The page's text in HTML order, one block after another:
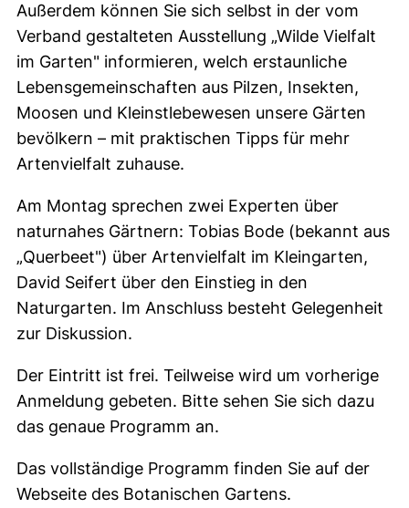
Außerdem können Sie sich selbst in der vom
Verband gestalteten Ausstellung „Wilde Vielfalt
im Garten" informieren, welch erstaunliche
Lebensgemeinschaften aus Pilzen, Insekten,
Moosen und Kleinstlebewesen unsere Gärten
bevölkern – mit praktischen Tipps für mehr
Artenvielfalt zuhause.
Am Montag sprechen zwei Experten über
naturnahes Gärtnern: Tobias Bode (bekannt aus
„Querbeet") über Artenvielfalt im Kleingarten,
David Seifert über den Einstieg in den
Naturgarten. Im Anschluss besteht Gelegenheit
zur Diskussion.
Der Eintritt ist frei. Teilweise wird um vorherige
Anmeldung gebeten. Bitte sehen Sie sich dazu
das genaue Programm an.
Das vollständige Programm finden Sie auf der
Webseite des Botanischen Gartens.